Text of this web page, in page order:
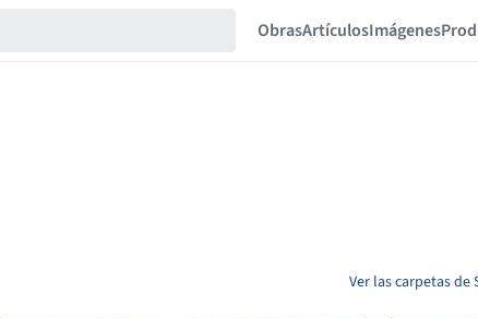
ObrasArtículosImágenes
Ver las carpetas de